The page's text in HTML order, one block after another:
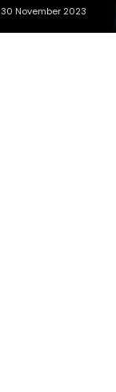
30 November 2023